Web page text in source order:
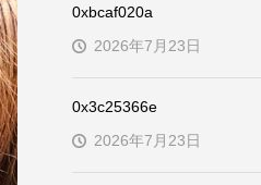
0xbcaf020a
2026年7月23日
0x3c25366e
2026年7月23日